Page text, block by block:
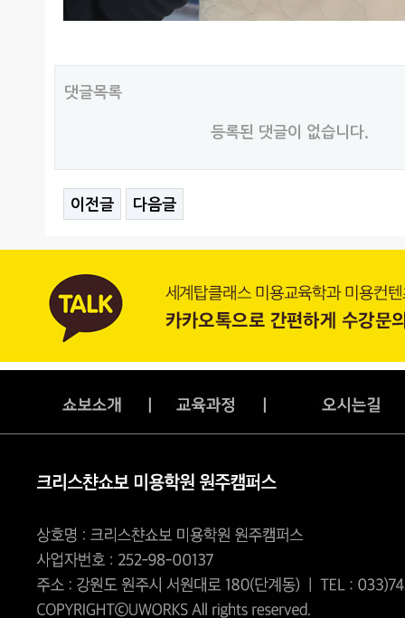
댓글목록
등록된 댓글이 없습니다.
이전글 다음글